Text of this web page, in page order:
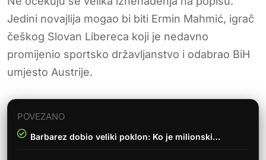
Jedini novajlija mogao bi biti Ermin Mahmić, igrač
češkog Slovan Libereca koji je nedavno
promijenio sportsko državljanstvo i odabrao BiH
umjesto Austrije.
POVEZANO
Barbarez dobio veliki poklon: Ko je milionski…